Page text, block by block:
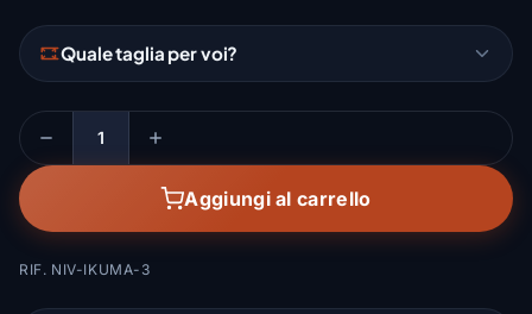
Quale taglia per voi?
Quantità
Aggiungi al carrello
RIF. NIV-IKUMA-3